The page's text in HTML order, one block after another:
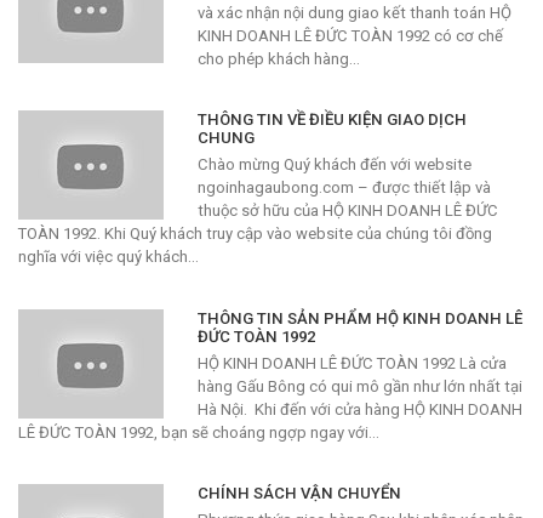
và xác nhận nội dung giao kết thanh toán HỘ
KINH DOANH LÊ ĐỨC TOÀN 1992 có cơ chế
cho phép khách hàng…
THÔNG TIN VỀ ĐIỀU KIỆN GIAO DỊCH
CHUNG
Chào mừng Quý khách đến với website
ngoinhagaubong.com – được thiết lập và
thuộc sở hữu của HỘ KINH DOANH LÊ ĐỨC
TOÀN 1992. Khi Quý khách truy cập vào website của chúng tôi đồng
nghĩa với việc quý khách…
THÔNG TIN SẢN PHẨM HỘ KINH DOANH LÊ
ĐỨC TOÀN 1992
HỘ KINH DOANH LÊ ĐỨC TOÀN 1992 Là cửa
hàng Gấu Bông có qui mô gần như lớn nhất tại
Hà Nội. Khi đến với cửa hàng HỘ KINH DOANH
LÊ ĐỨC TOÀN 1992, bạn sẽ choáng ngợp ngay với…
CHÍNH SÁCH VẬN CHUYỂN